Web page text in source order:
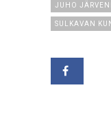
JUHO
SULKAVAN